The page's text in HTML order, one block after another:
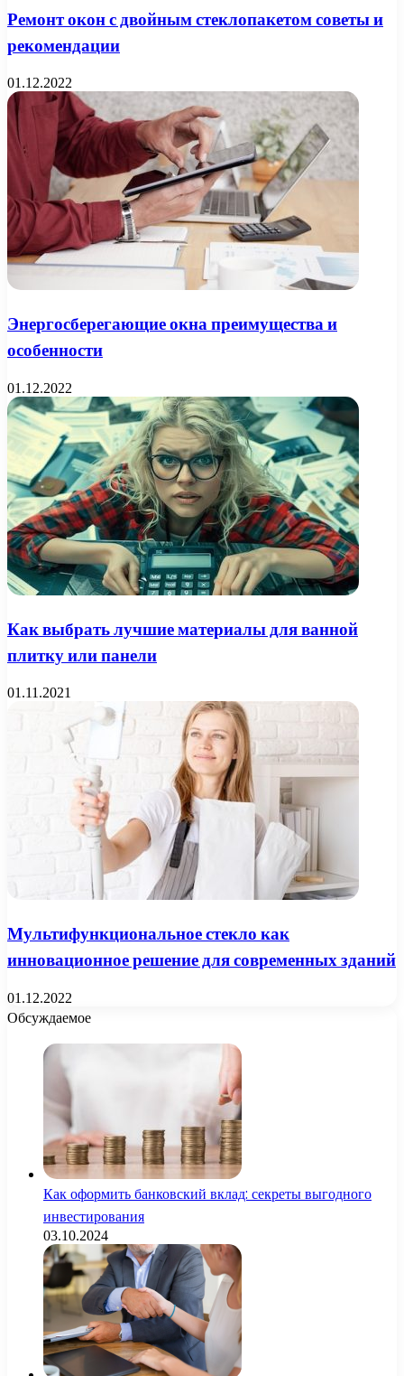
Ремонт окон с двойным стеклопакетом советы и
рекомендации
01.12.2022
Энергосберегающие окна преимущества и
особенности
01.12.2022
Как выбрать лучшие материалы для ванной
плитку или панели
01.11.2021
Мультифункциональное стекло как
инновационное решение для современных зданий
01.12.2022
Обсуждаемое
Как оформить банковский вклад: секреты выгодного
инвестирования
03.10.2024